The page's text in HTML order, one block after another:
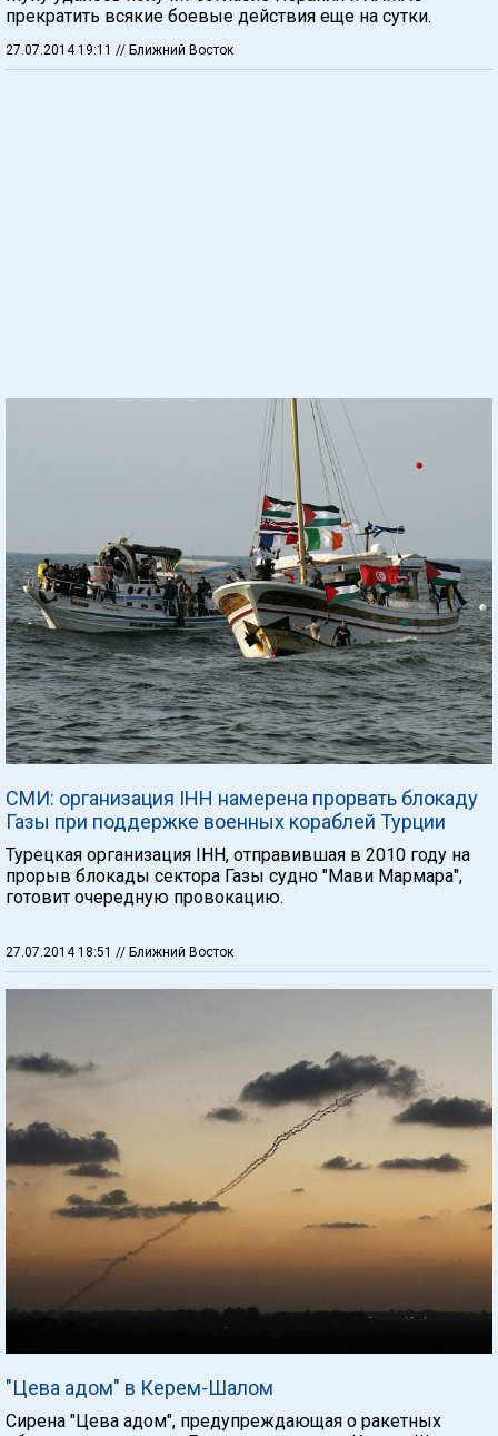
прекратить всякие боевые действия еще на сутки.
27.07.2014 19:11 // Ближний Восток
СМИ: организация IHH намерена прорвать блокаду
Газы при поддержке военных кораблей Турции
Турецкая организация IHH, отправившая в 2010 году на
прорыв блокады сектора Газы судно "Мави Мармара",
готовит очередную провокацию.
27.07.2014 18:51 // Ближний Восток
"Цева адом" в Керем-Шалом
Сирена "Цева адом", предупреждающая о ракетных